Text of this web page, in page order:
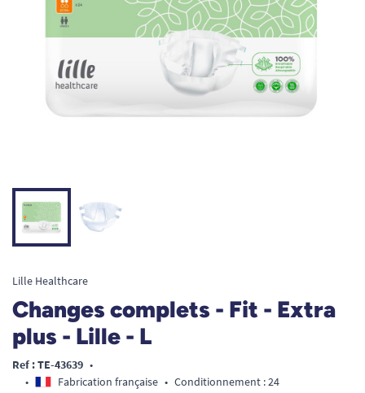
Lille Healthcare
Changes complets - Fit - Extra
plus - Lille - L
Ref : TE-43639 •
•
Fabrication française • Conditionnement : 24